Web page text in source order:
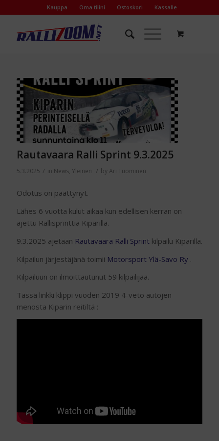
Kauppa Oma tilini Ostoskori Kassalle
Rautavaara Ralli Sprint 9.3.2025
5.3.2025 / in News, Yleinen / byAri Tuominen
Odotus on päättynyt.
Lähes 6 vuotta kulut aikaa kun edellisen kerran on
ajettu Rallisprinttiä Kiparilla.
9.3.2025 ajetaan Rautavaara Ralli Sprintkilpailu Kiparilla.
Kilpailun järjestäjänä toimii Motorsport Ylä-Savo Ry .
Kilpailuun on ilmoittautunut 59 kilpailijaa.
Tässä linkki klippi vuoden 2019 4-veto autojen
menosta Kiparin reitiltä :